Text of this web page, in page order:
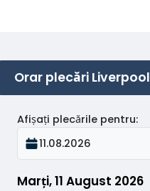
Orar plecări Liverpool
Marți, 11 August 2026
Afișați plecările pentru:
11.08.2026